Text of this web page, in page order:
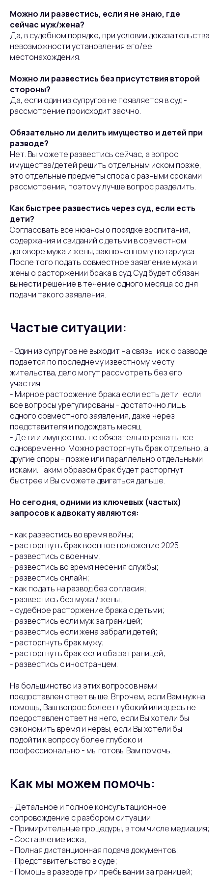
Можно ли развестись, если я не знаю, где
сейчас муж/жена?
Да, в судебном порядке, при условии доказательства
невозможности установления его/ее
местонахождения.
Можно ли развестись без присутствия второй
стороны?
Да, если один из супругов не появляется в суд -
рассмотрение происходит заочно.
Обязательно ли делить имущество и детей при
разводе?
Нет. Вы можете развестись сейчас, а вопрос
имущества/детей решить отдельным иском позже,
это отдельные предметы спора с разными сроками
рассмотрения, поэтому лучше вопрос разделить.
Как быстрее развестись через суд, если есть
дети?
Согласовать все нюансы о порядке воспитания,
содержания и свиданий с детьми в совместном
договоре мужа и жены, заключенном у нотариуса.
После того подать совместное заявление мужа и
жены о расторжении брака в суд. Суд будет обязан
вынести решение в течение одного месяца со дня
подачи такого заявления.
Частые ситуации:
- Один из супругов не выходит на связь: иск о разводе
подается по последнему известному месту
жительства, дело могут рассмотреть без его
участия.
- Мирное расторжение брака если есть дети: если
все вопросы урегулированы - достаточно лишь
одного совместного заявления, даже через
представителя и подождать месяц.
- Дети и имущество: не обязательно решать все
одновременно. Можно расторгнуть брак отдельно, а
другие споры - позже или параллельно отдельными
исками. Таким образом брак будет расторгнут
быстрее и Вы сможете двигаться дальше.
Но сегодня, одними из ключевых (частых)
запросов к адвокату являются:
- как развестись во время войны;
- расторгнуть брак военное положение 2025;
- развестись с военным;
- развестись во время несения службы;
- развестись онлайн;
- как подать на развод без согласия;
- развестись без мужа / жены;
- судебное расторжение брака с детьми;
- развестись если муж за границей;
- развестись если жена забрали детей;
- расторгнуть брак мужу;
- расторгнуть брак если оба за границей;
- развестись с иностранцем.
На большинство из этих вопросов нами
предоставлен ответ выше. Впрочем, если Вам нужна
помощь, Ваш вопрос более глубокий или здесь не
предоставлен ответ на него, если Вы хотели бы
сэкономить время и нервы, если Вы хотели бы
подойти к вопросу более глубоко и
профессионально - мы готовы Вам помочь.
Как мы можем помочь:
- Детальное и полное консультационное
сопровождение с разбором ситуации;
- Примирительные процедуры, в том числе медиация;
- Составление иска;
- Полная дистанционная подача документов;
- Представительство в суде;
- Помощь в разводе при пребывании за границей;